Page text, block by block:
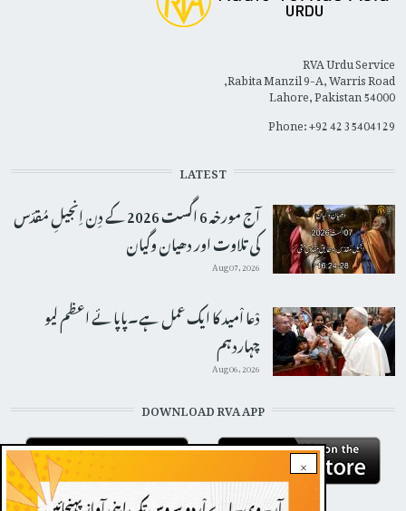
×
RVA Urdu Service
Rabita Manzil 9-A, Warris Road,
Lahore, Pakistan 54000
Phone: +92 42 35404129
LATEST
آج مورخہ 6 اگست 2026 کے دِن اِنجیلِ مُقدّس
کی تلاوت اور دھیان وگیان
Aug 07, 2026
دْعا اْمید کا ایک عمل ہے۔پاپائے اعظم لیو
چہاردہم
Aug 06, 2026
DOWNLOAD RVA APP